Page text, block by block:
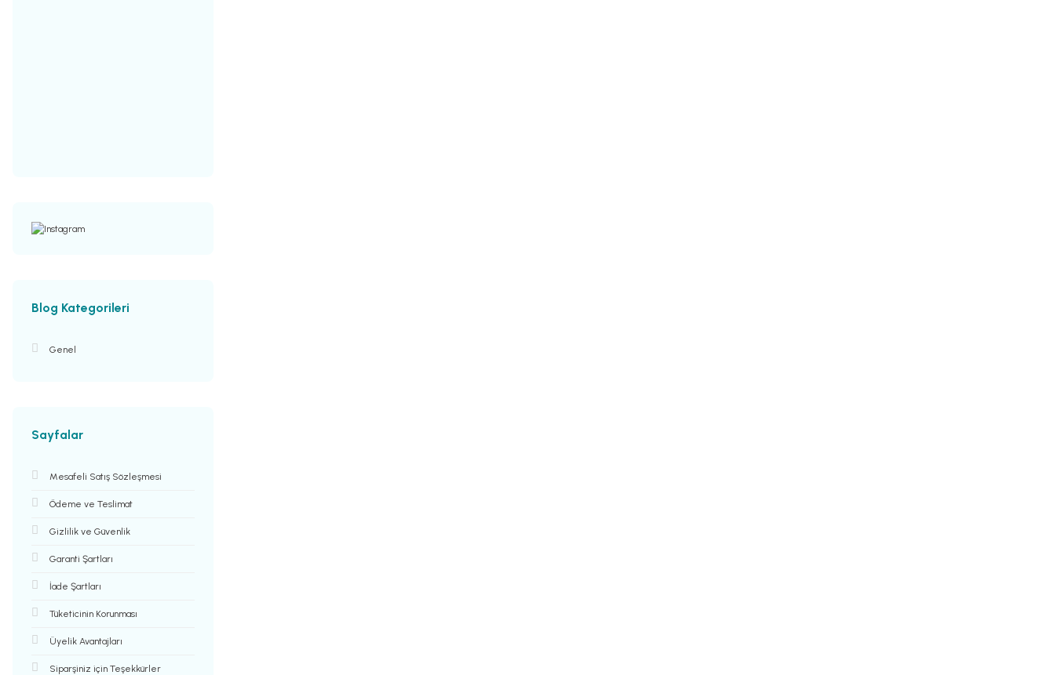
Blog Kategorileri
Genel
Sayfalar
Mesafeli Satış Sözleşmesi
Ödeme ve Teslimat
Gizlilik ve Güvenlik
Garanti Şartları
İade Şartları
Tüketicinin Korunması
Üyelik Avantajları
Siparşiniz için Teşekkürler